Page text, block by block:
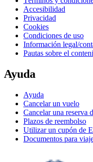
Accesibilidad
Privacidad
Cookies
Condiciones de uso
Información legal/
Pautas sobre el
Ayuda
Ayuda
Cancelar un vuelo
Cancelar una reserva
Plazos de reembolso
Utilizar un cupón de
Documentos para